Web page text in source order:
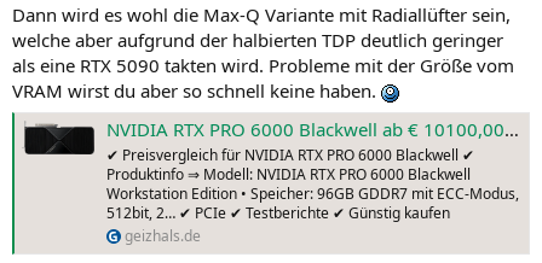
Dann wird es wohl die Max-Q Variante mit Radiallüfter sein,
welche aber aufgrund der halbierten TDP deutlich geringer
als eine RTX 5090 takten wird. Probleme mit der Größe vom
VRAM wirst du aber so schnell keine haben.
NVIDIA RTX PRO 6000 Blackwell ab € 10100,00 (2026) | Preisvergleich Geizhals Deutschland
✔ Preisvergleich für NVIDIA RTX PRO 6000 Blackwell ✔
Produktinfo ⇒ Modell: NVIDIA RTX PRO 6000 Blackwell
Workstation Edition • Speicher: 96GB GDDR7 mit ECC-Modus,
512bit, 2… ✔ PCIe ✔ Testberichte ✔ Günstig kaufen
geizhals.de